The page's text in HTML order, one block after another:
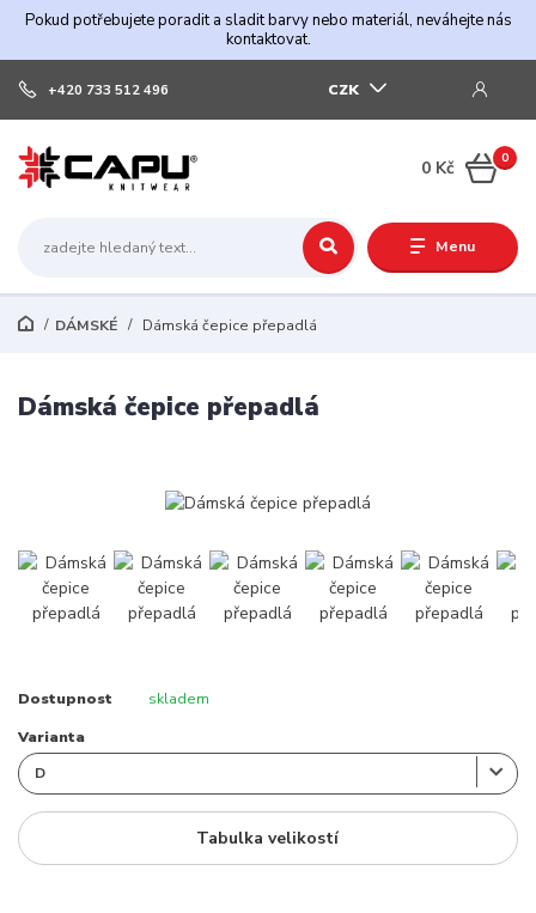
Pokud potřebujete poradit a sladit barvy nebo materiál, neváhejte nás
kontaktovat.
Menu
CZK
+420 733 512 496
0
0 Kč
DÁMSKÉ Dámská čepice přepadlá
Dámská čepice přepadlá
Dostupnost skladem
Varianta
Tabulka velikostí